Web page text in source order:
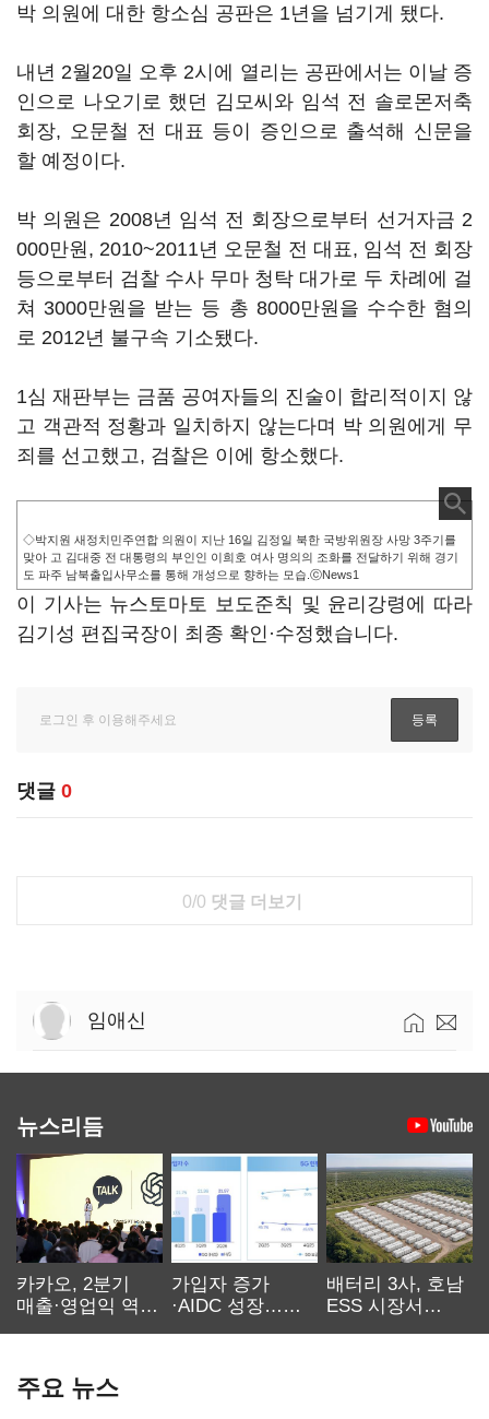
박 의원에 대한 항소심 공판은 1년을 넘기게 됐다.
내년 2월20일 오후 2시에 열리는 공판에서는 이날 증
인으로 나오기로 했던 김모씨와 임석 전 솔로몬저축
회장, 오문철 전 대표 등이 증인으로 출석해 신문을
할 예정이다.
박 의원은 2008년 임석 전 회장으로부터 선거자금 2
000만원, 2010~2011년 오문철 전 대표, 임석 전 회장
등으로부터 검찰 수사 무마 청탁 대가로 두 차례에 걸
쳐 3000만원을 받는 등 총 8000만원을 수수한 혐의
로 2012년 불구속 기소됐다.
1심 재판부는 금품 공여자들의 진술이 합리적이지 않
고 객관적 정황과 일치하지 않는다며 박 의원에게 무
죄를 선고했고, 검찰은 이에 항소했다.
◇박지원 새정치민주연합 의원이 지난 16일 김정일 북한 국방위원장 사망 3주기를
맞아 고 김대중 전 대통령의 부인인 이희호 여사 명의의 조화를 전달하기 위해 경기
도 파주 남북출입사무소를 통해 개성으로 향하는 모습.ⓒNews1
이 기사는 뉴스토마토 보도준칙 및 윤리강령에 따라
김기성 편집국장이 최종 확인·수정했습니다.
댓글 0
0/0 댓글 더보기
임애신
뉴스리듬
카카오, 2분기
매출·영업익 역대
가입자 증가
·AIDC 성장…
배터리 3사, 호남
ESS 시장서
주요 뉴스